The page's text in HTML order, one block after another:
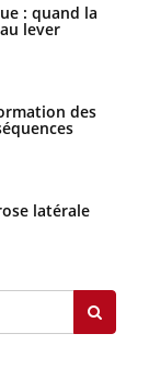
: quand la
lever
des
latérale